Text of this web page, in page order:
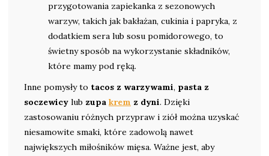
przygotowania zapiekanka z sezonowych
warzyw, takich jak bakłażan, cukinia i papryka, z
dodatkiem sera lub sosu pomidorowego, to
świetny sposób na wykorzystanie składników,
które mamy pod ręką.
Inne pomysły to tacos z warzywami, pasta z
soczewicy lub zupa krem z dyni. Dzięki
zastosowaniu różnych przypraw i ziół można uzyskać
niesamowite smaki, które zadowolą nawet
największych miłośników mięsa. Ważne jest, aby